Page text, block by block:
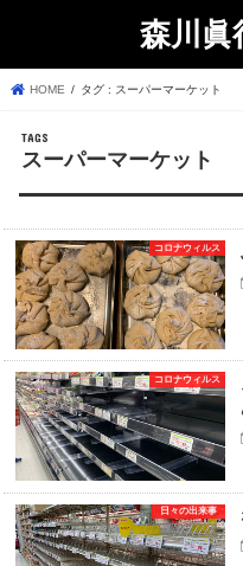
森川眞
HOME タグ : スーパーマーケット
スーパーマーケット
コロナウィルス
コロナウィルス
日々の出来事